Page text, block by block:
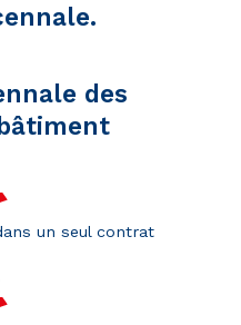
des
un seul contrat